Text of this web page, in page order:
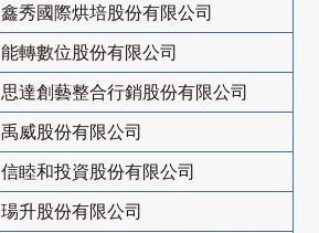
鑫秀國際烘培股份有限公司
能轉數位股份有限公司
思達創藝整合行銷股份有限公司
禹威股份有限公司
信睦和投資股份有限公司
瑒升股份有限公司